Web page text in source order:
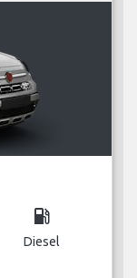
local_gas_station
Diesel